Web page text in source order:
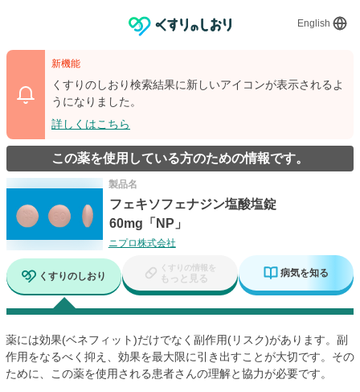
English
新機能
くすりのしおり検索結果に新しいアイコンが表示されるよ
うになりました。
詳しくはこちら
この薬を使用している方のための情報です。
製品名
フェキソフェナジン塩酸塩錠
60mg「NP」
ニプロ株式会社
くすりのしおり
くすりの情報を
もっと見る 病気を知る
薬には効果(ベネフィット)だけでなく副作用(リスク)があります。副
作用をなるべく抑え、効果を最大限に引き出すことが大切です。その
ために、この薬を使用される患者さんの理解と協力が必要です。